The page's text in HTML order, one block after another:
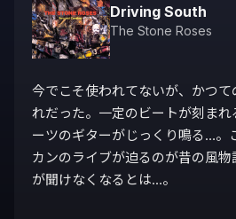
Driving South
The Stone Roses
今でこそ使われてないが、かつて
れだった。一定のビートが刻ま
ーツのギターがじっくり鳴る…。
カンのライブが迫るのが昔の風
が聞けなくなるとは…。